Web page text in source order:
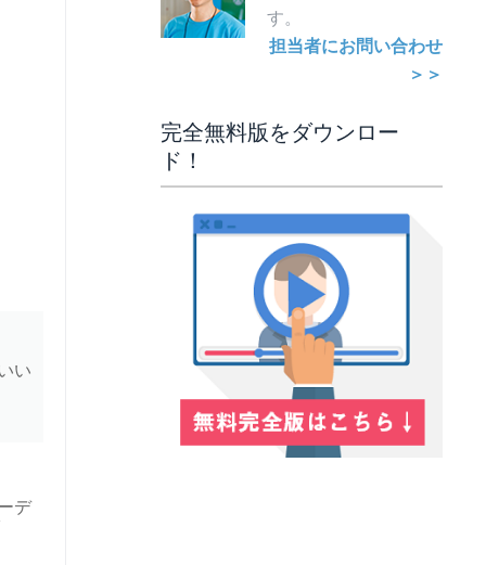
い
デ
す。
担当者にお問い合わせ
＞＞
完全無料版をダウンロー
ド！